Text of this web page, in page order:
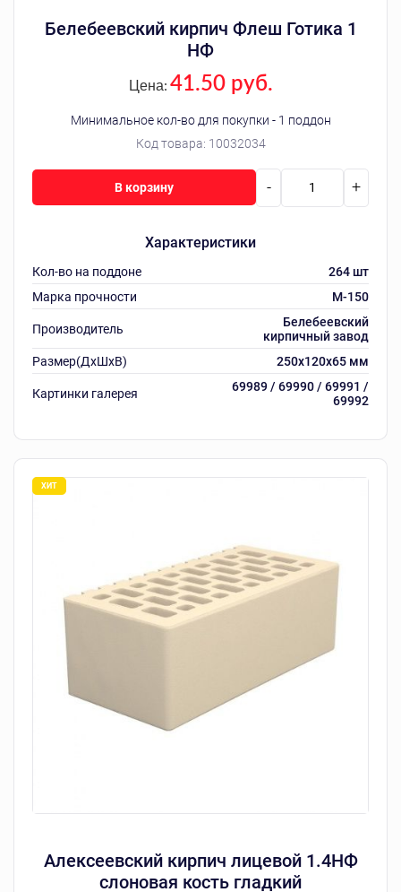
Белебеевский кирпич Флеш Готика 1
НФ
Код товара: 10032034
Цена: 41.50 руб.
Минимальное кол-во для покупки - 1 поддон
Характеристики
Кол-во на поддоне
264 шт
Марка прочности
M-150
Производитель
Белебеевский
кирпичный завод
Размер(ДхШхВ)
250х120х65 мм
Картинки галерея
69989 / 69990 / 69991 /
69992
- +
В корзину
Алексеевский кирпич лицевой 1.4НФ
слоновая кость гладкий